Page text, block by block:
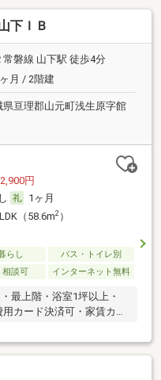
下ＩＢ
常磐線 山下駅 徒歩4分
月 / 2階建
県亘理郡山元町浅生原字館
円
1ヶ月
（58.6m2）
らし
バス・トイレ別
相談可 インターネット無料
最上階・浴室1坪以上・
カード決済可・家賃カー